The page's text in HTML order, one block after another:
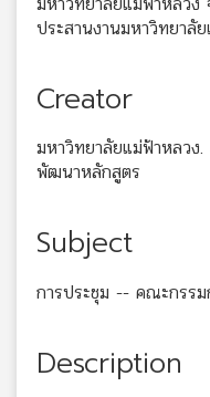
ประสานงานมหาวิทยาลั
Creator
มหาวิทยาลัยแม่ฟ้าหลว
พัฒนาหลักสูตร
Subject
การประชุม -- คณะกรร
Description